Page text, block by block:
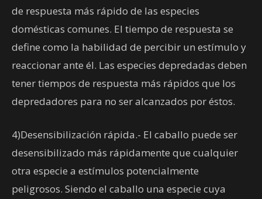
de respuesta más rápido de las especies
domésticas comunes. El tiempo de respuesta se
define como la habilidad de percibir un estímulo y
reaccionar ante él. Las especies depredadas deben
tener tiempos de respuesta más rápidos que los
depredadores para no ser alcanzados por éstos.
4)Desensibilización rápida.- El caballo puede ser
desensibilizado más rápidamente que cualquier
otra especie a estímulos potencialmente
peligrosos. Siendo el caballo una especie cuya